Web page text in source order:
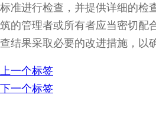
标准进行检查，并提供详细的检
筑的管理者或所有者应当密切配
查结果采取必要的改进措施，以
上一个标签
下一个标签